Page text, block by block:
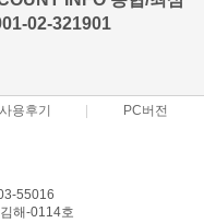
02-321901
사용후기 PC버전
55016
해-0114호